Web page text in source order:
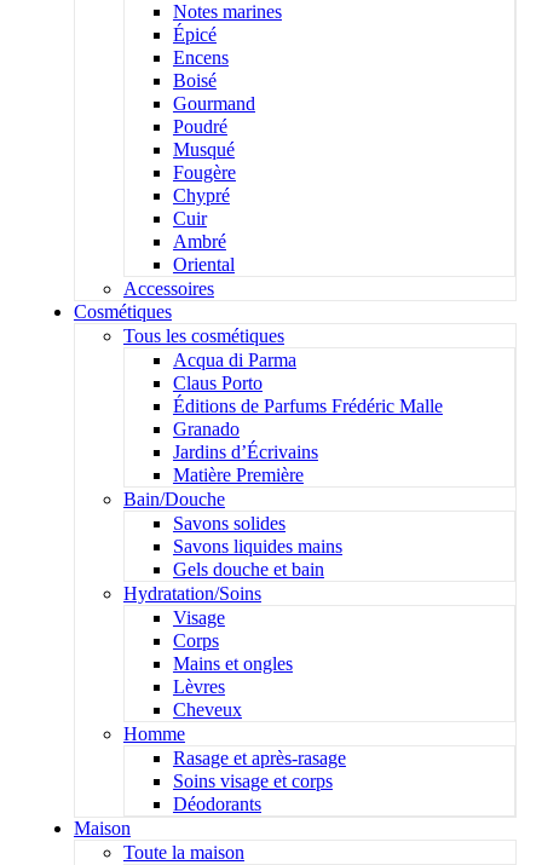
Notes marines
Épicé
Encens
Boisé
Gourmand
Poudré
Musqué
Fougère
Chypré
Cuir
Ambré
Oriental
Accessoires
Cosmétiques
Tous les cosmétiques
Acqua di Parma
Claus Porto
Éditions de Parfums Frédéric Malle
Granado
Jardins d’Écrivains
Matière Première
Bain/Douche
Savons solides
Savons liquides mains
Gels douche et bain
Hydratation/Soins
Visage
Corps
Mains et ongles
Lèvres
Cheveux
Homme
Rasage et après-rasage
Soins visage et corps
Déodorants
Maison
Toute la maison